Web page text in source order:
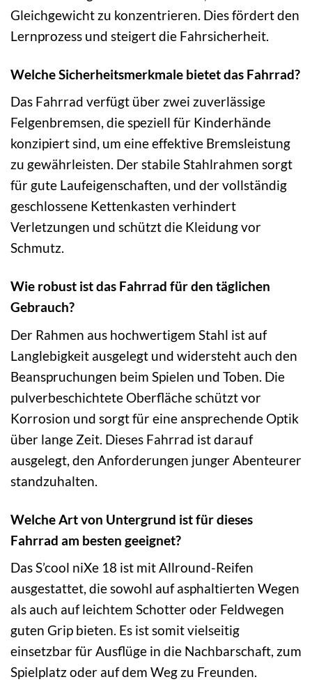
Gleichgewicht zu konzentrieren. Dies fördert den
Lernprozess und steigert die Fahrsicherheit.
Welche Sicherheitsmerkmale bietet das Fahrrad?
Das Fahrrad verfügt über zwei zuverlässige
Felgenbremsen, die speziell für Kinderhände
konzipiert sind, um eine effektive Bremsleistung
zu gewährleisten. Der stabile Stahlrahmen sorgt
für gute Laufeigenschaften, und der vollständig
geschlossene Kettenkasten verhindert
Verletzungen und schützt die Kleidung vor
Schmutz.
Wie robust ist das Fahrrad für den täglichen
Gebrauch?
Der Rahmen aus hochwertigem Stahl ist auf
Langlebigkeit ausgelegt und widersteht auch den
Beanspruchungen beim Spielen und Toben. Die
pulverbeschichtete Oberfläche schützt vor
Korrosion und sorgt für eine ansprechende Optik
über lange Zeit. Dieses Fahrrad ist darauf
ausgelegt, den Anforderungen junger Abenteurer
standzuhalten.
Welche Art von Untergrund ist für dieses
Fahrrad am besten geeignet?
Das S’cool niXe 18 ist mit Allround-Reifen
ausgestattet, die sowohl auf asphaltierten Wegen
als auch auf leichtem Schotter oder Feldwegen
guten Grip bieten. Es ist somit vielseitig
einsetzbar für Ausflüge in die Nachbarschaft, zum
Spielplatz oder auf dem Weg zu Freunden.